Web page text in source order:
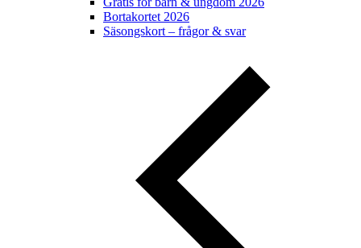
Bortakortet 2026
Säsongskort – frågor & svar